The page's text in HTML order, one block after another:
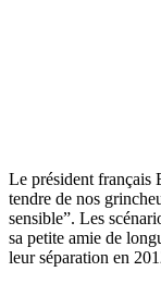
Le président français
tendre de nos
sensible”. Les
sa petite amie de
leur séparation en